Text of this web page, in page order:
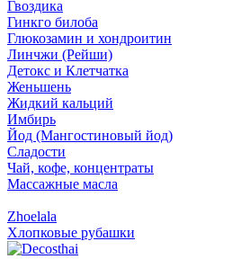
Гвоздика
Гинкго билоба
Глюкозамин и хондроитин
Линчжи (Рейши)
Детокс и Клетчатка
Женьшень
Жидкий кальций
Имбирь
Йод (Мангостиновый йод)
Сладости
Чай, кофе, концентраты
Массажные масла
Zhoelala
Хлопковые рубашки